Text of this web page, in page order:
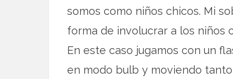
somos como niños chicos. Mi
forma de involucrar a los niños
En este caso jugamos con un
en modo bulb y moviendo